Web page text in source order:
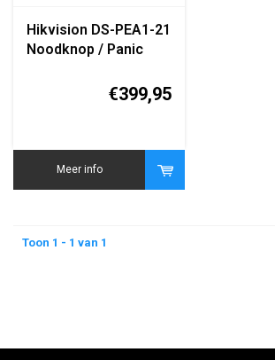
Hikvision DS-PEA1-21
Noodknop / Panic
€399,95
Meer info
Toon 1 - 1 van 1